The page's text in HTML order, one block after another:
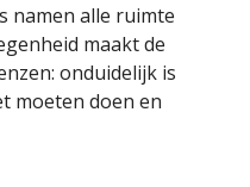
namen alle ruimte
maakt de
onduidelijk is
moeten doen en